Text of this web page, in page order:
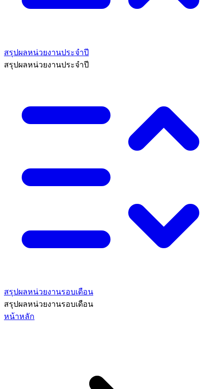
สรุปผลหน่วยงานประจำปี
สรุปผลหน่วยงานประจำปี
สรุปผลหน่วยงานรอบเดือน
สรุปผลหน่วยงานรอบเดือน
หน้าหลัก